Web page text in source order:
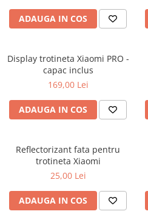
Manete Schimbatoare & Frane
Pipe
Roti & accesorii
Schimbatoare
Sei
Scule
Sonerii
ADAUGA IN COS
Display trotineta Xiaomi PRO -
capac inclus
169,00 Lei
ADAUGA IN COS
Reflectorizant fata pentru
trotineta Xiaomi
25,00 Lei
ADAUGA IN COS